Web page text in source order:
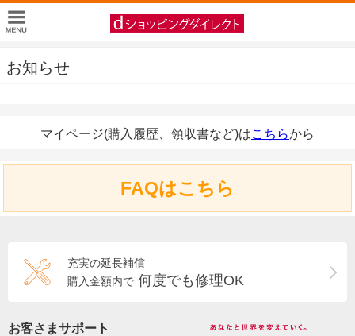
お知らせ
マイページ(購入履歴、領収書など)はこちらから
FAQはこちら
充実の延長補償
購入金額内で 何度でも修理OK
お客さまサポート